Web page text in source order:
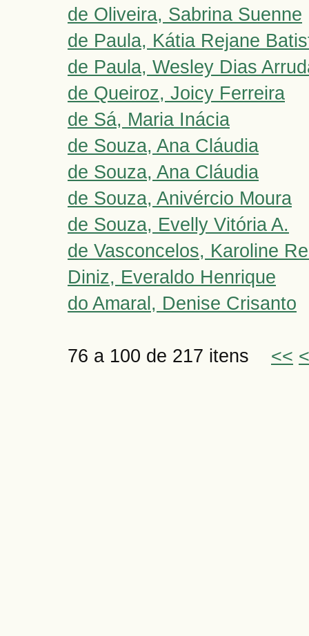
de Oliveira, Sabrina Suenne
de Paula, Kátia Rejane
de Paula, Wesley Dias
de Queiroz, Joicy Ferreira
de Sá, Maria Inácia
de Souza, Ana Cláudia
de Souza, Ana Cláudia
de Souza, Anivércio Moura
de Souza, Evelly Vitória A.
de Vasconcelos, Karoline
Diniz, Everaldo Henrique
do Amaral, Denise Crisanto
76 a 100 de 217 itens << <